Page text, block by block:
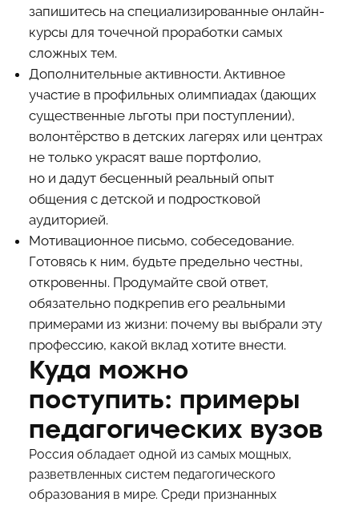
запишитесь на специализированные онлайн-
курсы для точечной проработки самых
сложных тем.
Дополнительные активности. Активное
участие в профильных олимпиадах (дающих
существенные льготы при поступлении),
волонтёрство в детских лагерях или центрах
не только украсят ваше портфолио,
но и дадут бесценный реальный опыт
общения с детской и подростковой
аудиторией.
Мотивационное письмо, собеседование.
Готовясь к ним, будьте предельно честны,
откровенны. Продумайте свой ответ,
обязательно подкрепив его реальными
примерами из жизни: почему вы выбрали эту
профессию, какой вклад хотите внести.
Куда можно
поступить: примеры
педагогических вузов
Россия обладает одной из самых мощных,
разветвленных систем педагогического
образования в мире. Среди признанных